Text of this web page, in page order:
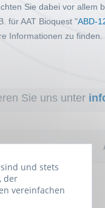
Sie dabei vor allem
für AAT Bioquest "ABD-
Informationen zu finden.
Sie uns unter
und stets
der
vereinfachen